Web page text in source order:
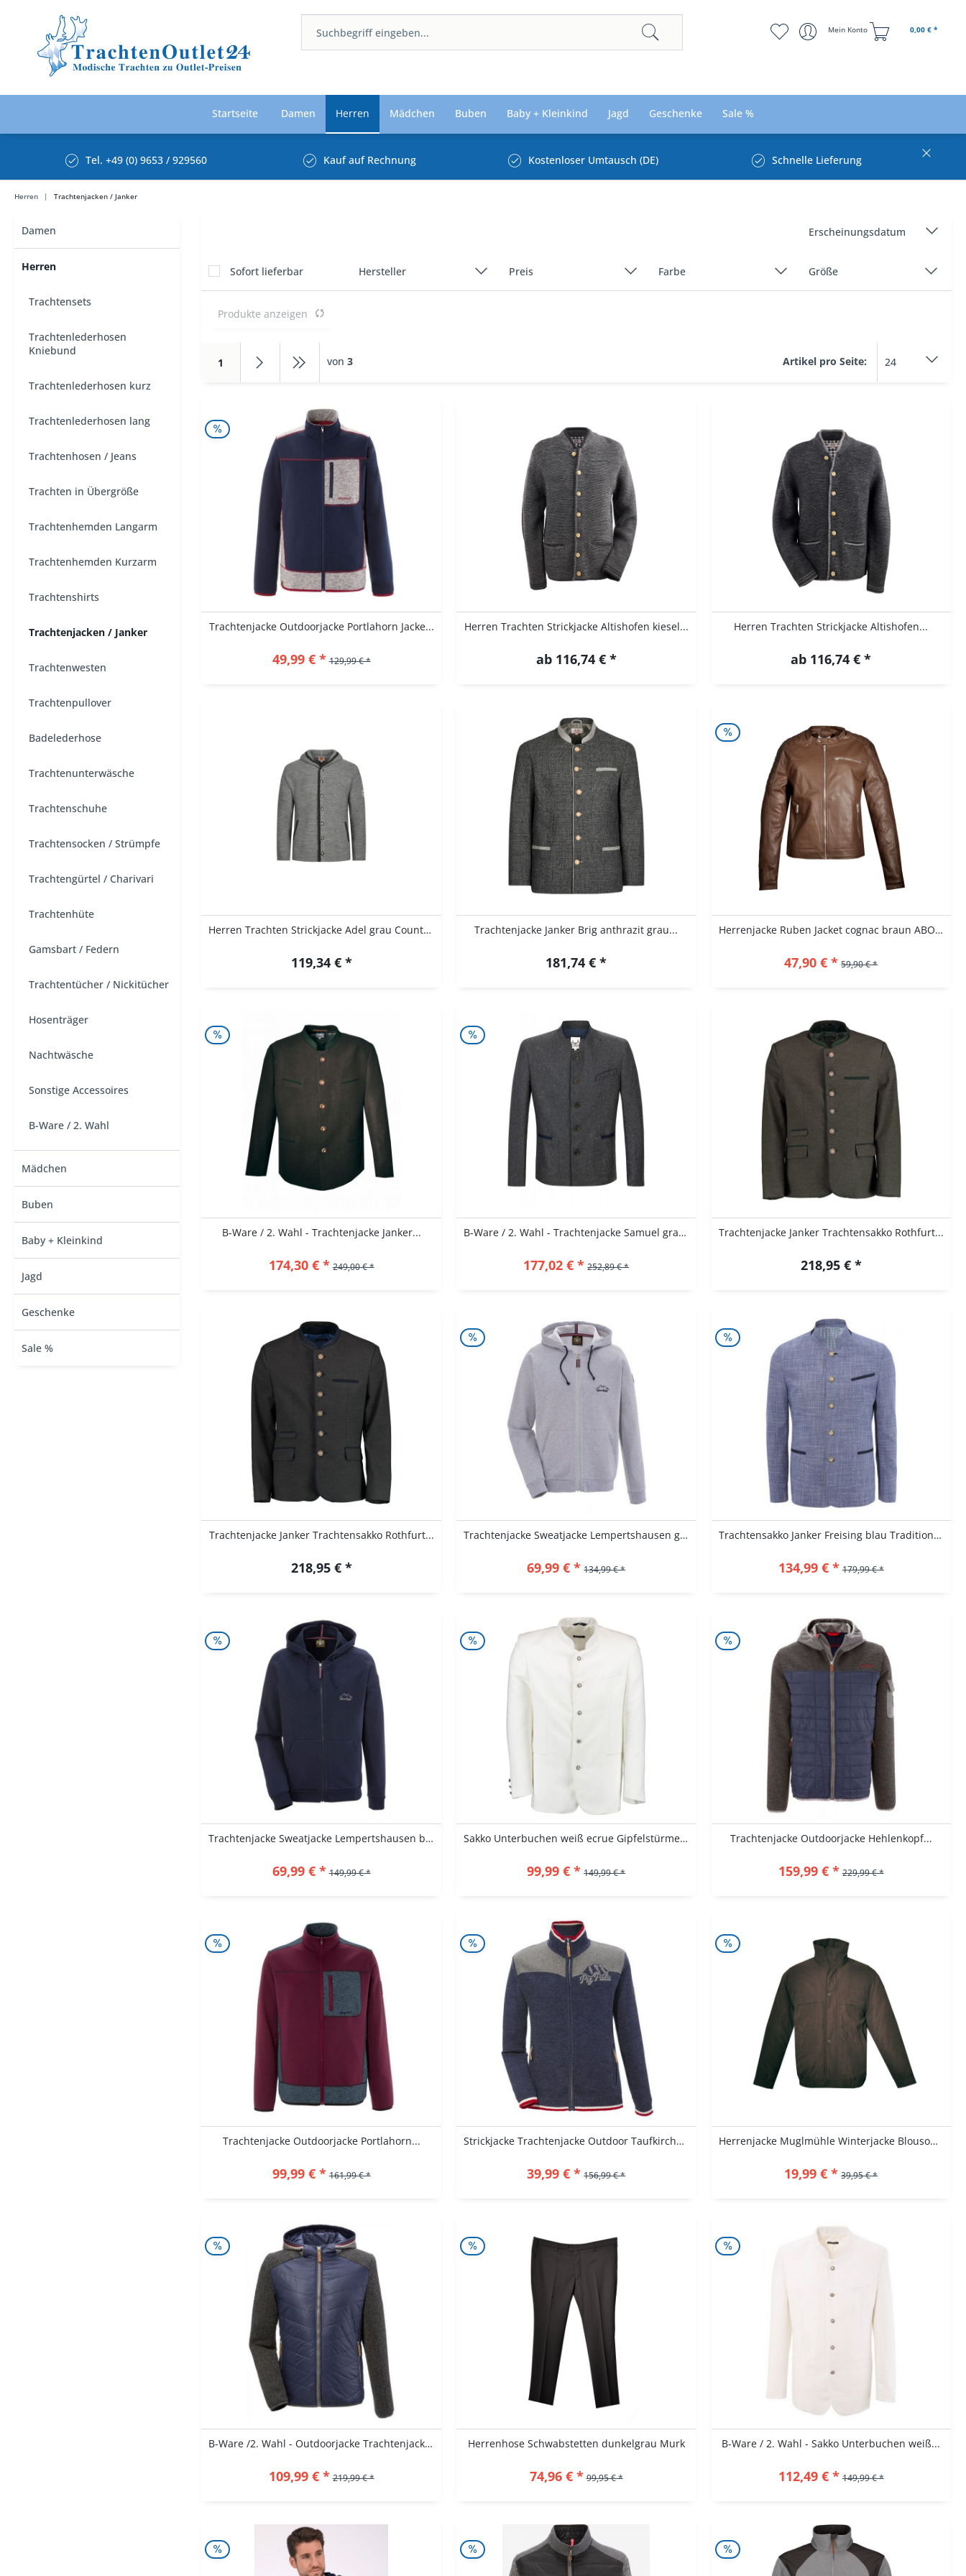
Mein Konto 0,00 € *
Startseite Damen Herren Mädchen Buben Baby + Kleinkind Jagd Geschenke Sale %
Tel. +49 (0) 9653 / 929560 Kauf auf Rechnung Kostenloser Umtausch (DE) Schnelle Lieferung
Herren Trachtenjacken / Janker
Damen
Herren
Trachtensets
Trachtenlederhosen
Kniebund
Trachtenlederhosen kurz
Trachtenlederhosen lang
Trachtenhosen / Jeans
Trachten in Übergröße
Trachtenhemden Langarm
Trachtenhemden Kurzarm
Trachtenshirts
Trachtenjacken / Janker
Trachtenwesten
Trachtenpullover
Badelederhose
Trachtenunterwäsche
Trachtenschuhe
Trachtensocken / Strümpfe
Trachtengürtel / Charivari
Trachtenhüte
Gamsbart / Federn
Trachtentücher / Nickitücher
Hosenträger
Nachtwäsche
Sonstige Accessoires
B-Ware / 2. Wahl
Mädchen
Buben
Baby + Kleinkind
Jagd
Geschenke
Sale %
Sofort lieferbar Hersteller
Marjo
Murk
OS Trachten
Stockerpoint
Trachten Stoiber
Preis Farbe Größe
50
58
60
62
XS
S
M
L
XL
3XL
4XL
6XL
Produkte anzeigen
1 von 3 Artikel pro Seite:
Trachtenjacke Outdoorjacke Portlahorn Jacke...
49,99 € * 129,99 € *
Herren Trachten Strickjacke Altishofen kiesel...
ab 116,74 € *
Herren Trachten Strickjacke Altishofen...
ab 116,74 € *
Herren Trachten Strickjacke Adel grau Country...
119,34 € *
Trachtenjacke Janker Brig anthrazit grau...
181,74 € *
Herrenjacke Ruben Jacket cognac braun ABOUT YOU
47,90 € * 59,90 € *
B-Ware / 2. Wahl - Trachtenjacke Janker...
174,30 € * 249,00 € *
B-Ware / 2. Wahl - Trachtenjacke Samuel grau...
177,02 € * 252,89 € *
Trachtenjacke Janker Trachtensakko Rothfurt...
218,95 € *
Trachtenjacke Janker Trachtensakko Rothfurt...
218,95 € *
Trachtenjacke Sweatjacke Lempertshausen grau...
69,99 € * 134,99 € *
Trachtensakko Janker Freising blau Tradition by...
134,99 € * 179,99 € *
Trachtenjacke Sweatjacke Lempertshausen blau...
69,99 € * 149,99 € *
Sakko Unterbuchen weiß ecrue Gipfelstürmer OS...
99,99 € * 149,99 € *
Trachtenjacke Outdoorjacke Hehlenkopf...
159,99 € * 229,99 € *
Trachtenjacke Outdoorjacke Portlahorn...
99,99 € * 161,99 € *
Strickjacke Trachtenjacke Outdoor Taufkirchen...
39,99 € * 156,99 € *
Herrenjacke Muglmühle Winterjacke Blouson braun...
19,99 € * 39,95 € *
B-Ware /2. Wahl - Outdoorjacke Trachtenjacke...
109,99 € * 219,99 € *
Herrenhose Schwabstetten dunkelgrau Murk
74,96 € * 99,95 € *
B-Ware / 2. Wahl - Sakko Unterbuchen weiß...
112,49 € * 149,99 € *